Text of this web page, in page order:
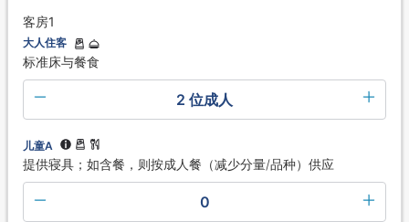
客房1
大人住客
标准床与餐食
2 位成人
儿童A
提供寝具；如含餐，则按成人餐（减少分量/品种）供应
0